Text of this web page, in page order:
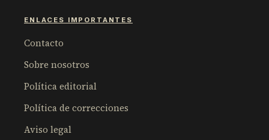
ENLACES IMPORTANTES
Contacto
Sobre nosotros
Política editorial
Política de correcciones
Aviso legal